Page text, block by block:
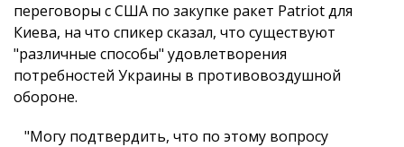
переговоры с США по закупке ракет Patriot для
Киева, на что спикер сказал, что существуют
"различные способы" удовлетворения
потребностей Украины в противовоздушной
обороне.
"Могу подтвердить, что по этому вопросу